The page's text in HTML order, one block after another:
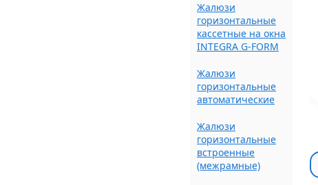
Жалюзи
горизонтальные
кассетные на окна
INTEGRA G-FORM
Жалюзи
горизонтальные
автоматические
Жалюзи
горизонтальные
встроенные
(межрамные)